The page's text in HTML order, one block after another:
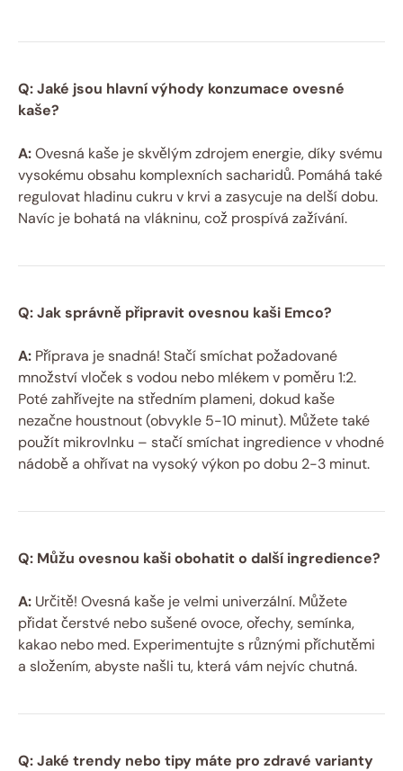
Q: Jaké jsou hlavní výhody konzumace ovesné
kaše?
A:Ovesná kaše je skvělým zdrojem energie, díky svému
vysokému obsahu komplexních sacharidů. Pomáhá také
regulovat hladinu cukru v krvi a zasycuje na delší dobu.
Navíc je bohatá na vlákninu, což prospívá zažívání.
Q: Jak správně připravit ovesnou kaši Emco?
A: Příprava je snadná! Stačí smíchat požadované
množství vloček s vodou nebo mlékem v poměru 1:2.
Poté zahřívejte na středním plameni, dokud kaše
nezačne houstnout (obvykle 5-10 minut). Můžete také
použít mikrovlnku – stačí smíchat ingredience v vhodné
nádobě a ohřívat na vysoký výkon po dobu 2-3 minut.
Q: Můžu ovesnou kaši obohatit o další ingredience?
A: Určitě! Ovesná kaše je velmi univerzální. Můžete
přidat čerstvé nebo sušené ovoce, ořechy, semínka,
kakao nebo med. Experimentujte s různými příchutěmi
a složením, abyste našli tu, která vám nejvíc chutná.
Q: Jaké trendy nebo tipy máte pro zdravé varianty